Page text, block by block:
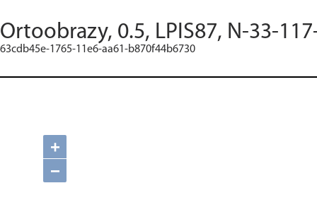
Ortoobrazy, 0.5, LPIS87, N-33-
63cdb45e-1765-11e6-aa61-b870f44b6730
+
−